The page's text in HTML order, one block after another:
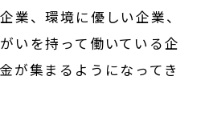
業、環境に優しい企業、
いを持って働いている企
が集まるようになってき